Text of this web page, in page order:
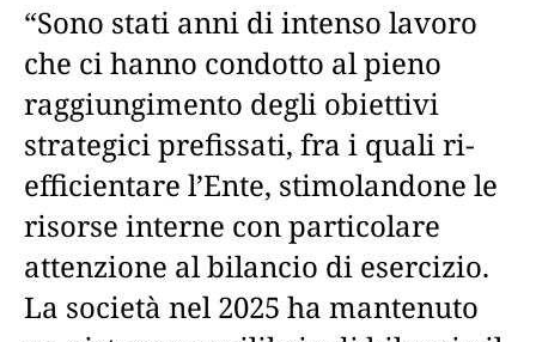
“Sono stati anni di intenso lavoro
che ci hanno condotto al pieno
raggiungimento degli obiettivi
strategici prefissati, fra i quali ri-
efficientare l’Ente, stimolandone le
risorse interne con particolare
attenzione al bilancio di esercizio.
La società nel 2025 ha mantenuto